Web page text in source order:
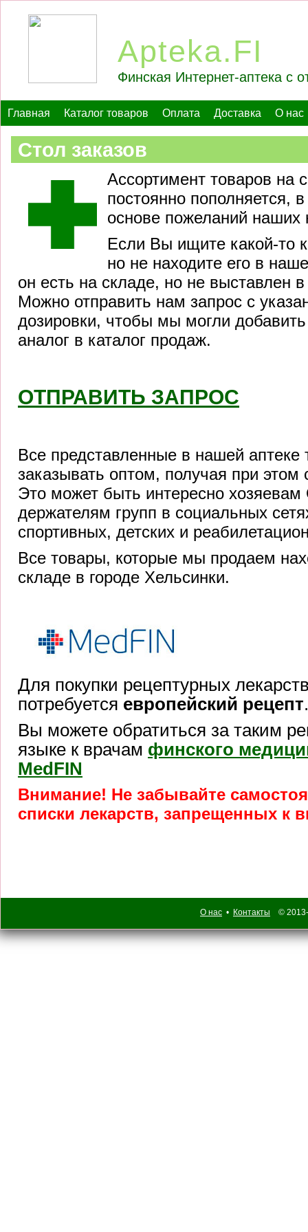
Apteka.FI
Финская Интернет-аптека с
Главная Каталог товаров Оплата Доставка О нас
Стол заказов
Ассортимент товаров на
постоянно пополняется,
основе пожеланий наших
Если Вы ищите какой-то
но не находите его в
он есть на складе, но не выставлен
Можно отправить нам запрос с
дозировки, чтобы мы могли добавить
аналог в каталог продаж.
ОТПРАВИТЬ ЗАПРОС
Все представленные в нашей
заказывать оптом, получая при
Это может быть интересно хозяевам
держателям групп в социальных
спортивных, детских и
Все товары, которые мы продаем
складе в городе Хельсинки.
Для покупки рецептурных
потребуется европейский рецепт.
Вы можете обратиться за таким
языке к врачам финского
MedFIN
Внимание! Не забывайте
списки лекарств, запрещенных к
О нас • Контакты © 2013-